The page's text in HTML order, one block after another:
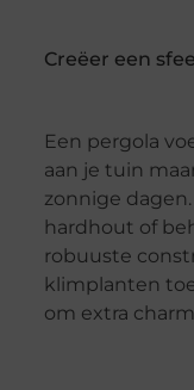
Creëer een
Een pergola
aan je tuin
zonnige
hardhout of
robuuste
klimplanten
om extra